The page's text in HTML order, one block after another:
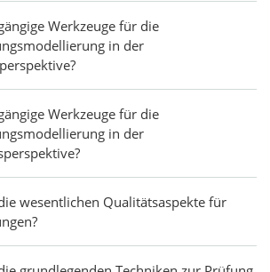
Werkzeuge für die
in der
Werkzeuge für die
in der
wesentlichen Qualitätsaspekte für